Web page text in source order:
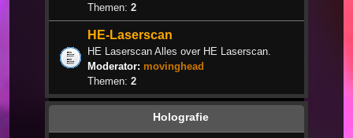
Themen: 2
HE-Laserscan
HE Laserscan Alles over HE Laserscan.
Moderator: movinghead
Themen: 2
Holografie